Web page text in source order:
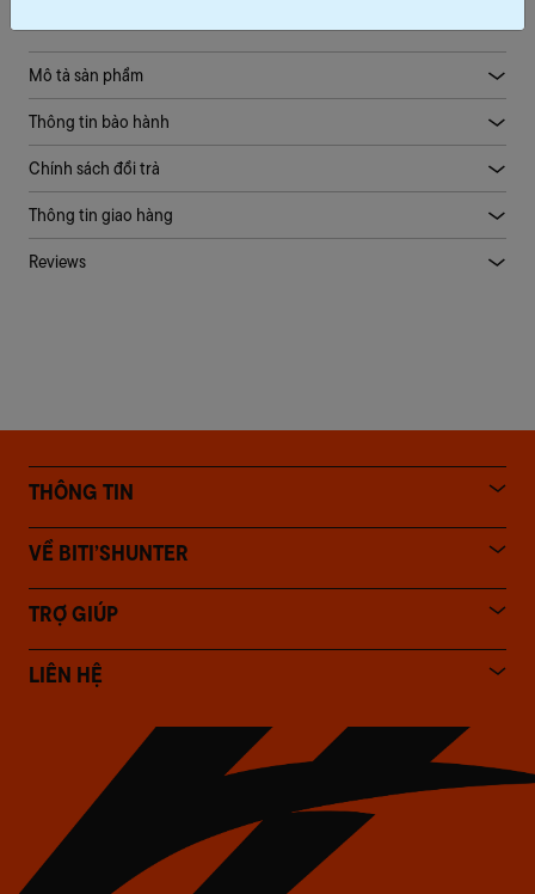
Mô tả sản phẩm
Thông tin bảo hành
Chính sách đổi trả
Thông tin giao hàng
Reviews
THÔNG TIN
VỀ BITI’SHUNTER
TRỢ GIÚP
LIÊN HỆ